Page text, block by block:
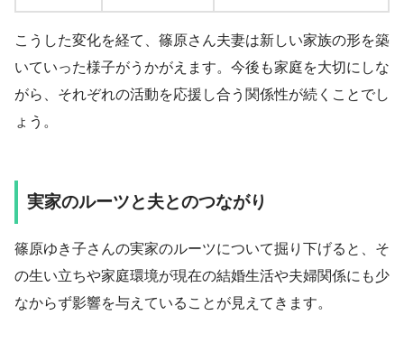
こうした変化を経て、篠原さん夫妻は新しい家族の形を築
いていった様子がうかがえます。今後も家庭を大切にしな
がら、それぞれの活動を応援し合う関係性が続くことでし
ょう。
実家のルーツと夫とのつながり
篠原ゆき子さんの実家のルーツについて掘り下げると、そ
の生い立ちや家庭環境が現在の結婚生活や夫婦関係にも少
なからず影響を与えていることが見えてきます。